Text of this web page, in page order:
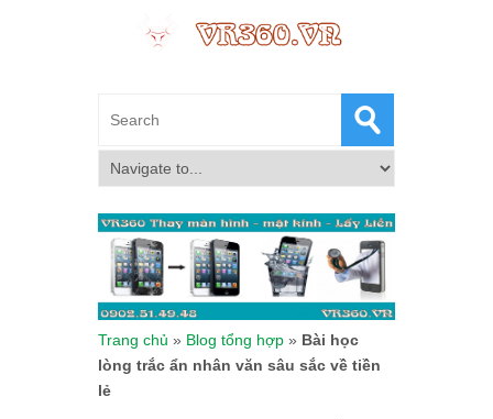
Trang chủ » Blog tổng hợp » Bài học
lòng trắc ẩn nhân văn sâu sắc về tiền
lẻ